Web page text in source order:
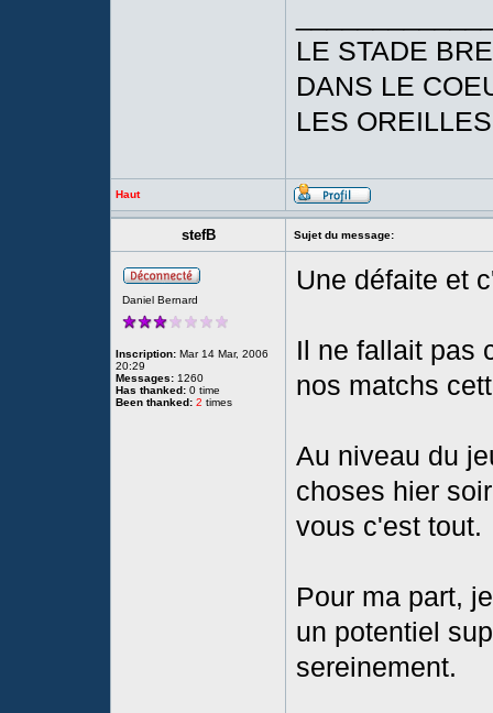
LE STADE
DANS LE
LES OREILLES
Haut
stefB Sujet du message:
Daniel Bernard
Inscription: Mar 14 Mar, 2006
20:29
Messages: 1260
Has thanked: 0 time
Been thanked: 2 times
Une défaite et
Il ne fallait pas
nos matchs
Au niveau du
choses hier
vous c'est tout.
Pour ma part,
un potentiel
sereinement.